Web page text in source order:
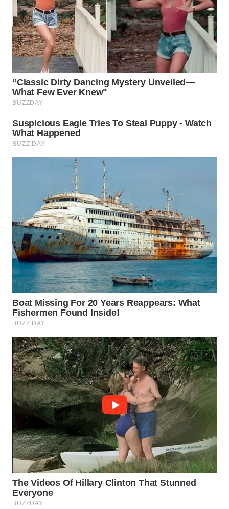
Wahana
Network
KONSUMEN
LISTRIK
MASYARAKAT
KELISTRIKAN
WALINKI
ID
MAWAKA
MARTABAT
NET
PLN
WATCH
MKLI
LPKKI
LKKI
KOPEKLIN
PORTAL
KONSUMEN
FORWAMKI
ALPERKLINAS
FORJASIDA
TAMBANG